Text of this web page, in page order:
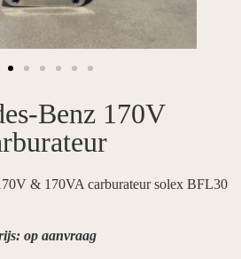
Benz 170V
& 170VA carburateur solex BFL30
op aanvraag